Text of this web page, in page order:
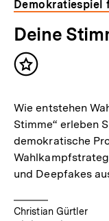
Demokratiespiel
Deine
Inhalt
Wie entstehen
Stimme“ erleben
demokratische
und Deepfakes
Christian Gürtler